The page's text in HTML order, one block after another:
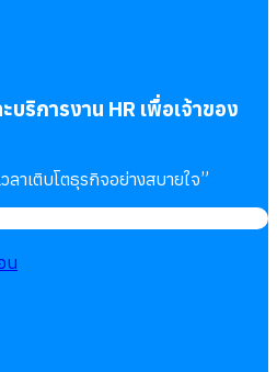
บริการงาน HR เพื่อเจ้าของ
าเติบโตธุรกิจอย่างสบายใจ”
น